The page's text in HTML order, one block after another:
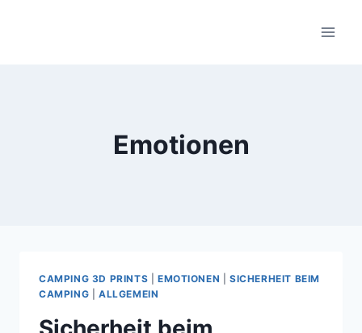
Emotionen
CAMPING 3D PRINTS EMOTIONEN |SICHERHEIT BEIM
CAMPING
ALLGEMEIN